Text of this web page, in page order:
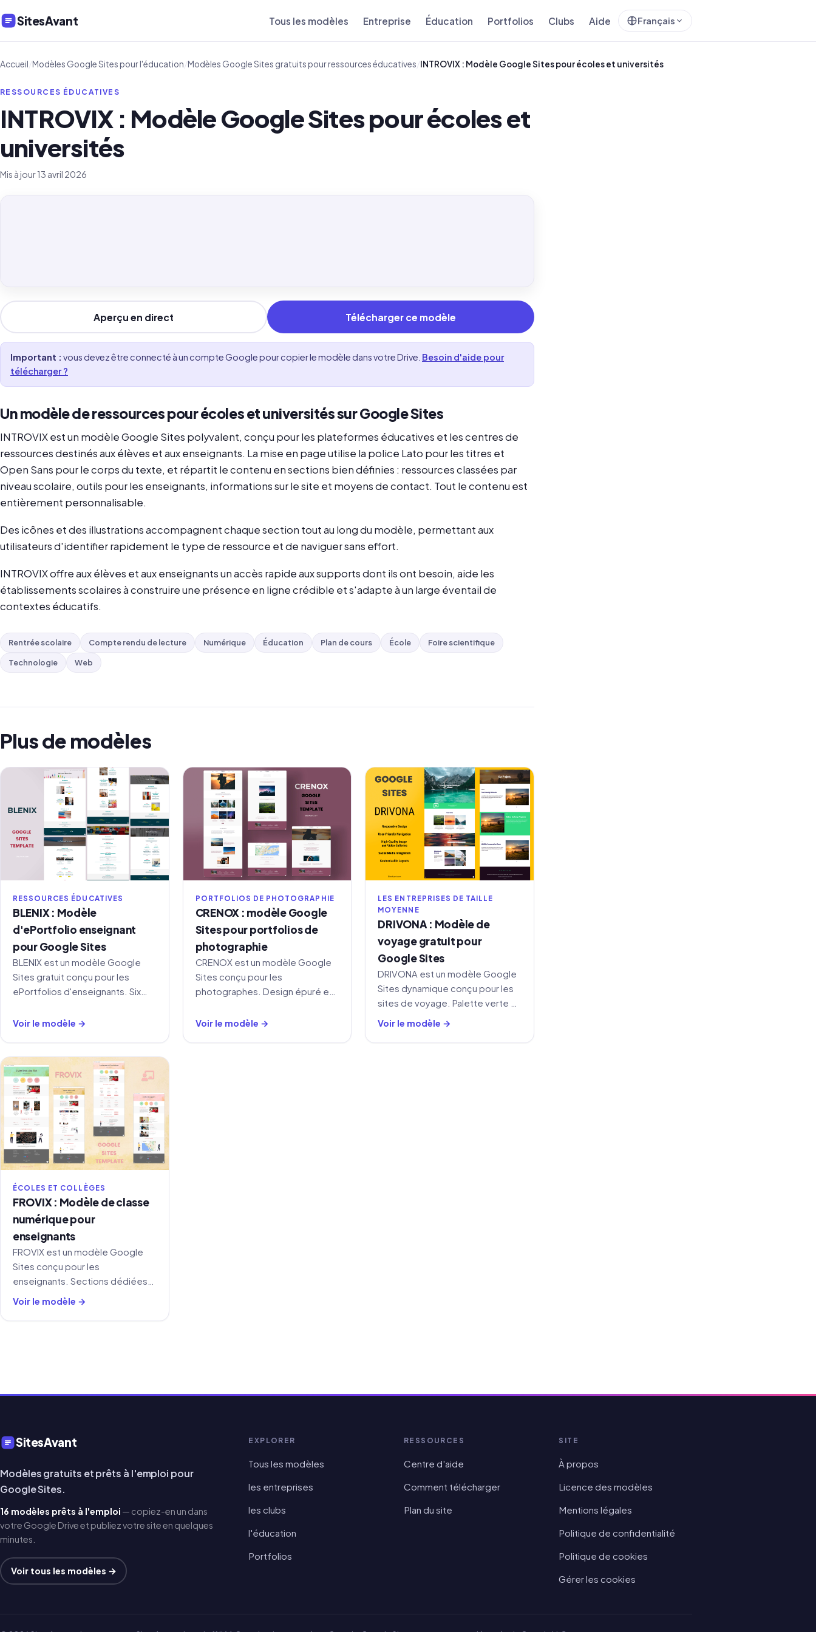
SitesAvant Tous les modèles Entreprise Éducation Portfolios Clubs Aide Français
Accueil/Modèles Google Sites pour l'éducation/Modèles Google Sites gratuits pour ressources éducatives/INTROVIX : Modèle Google Sites pour écoles et universités
RESSOURCES ÉDUCATIVES
INTROVIX : Modèle Google Sites pour écoles et
universités
Mis à jour 13 avril 2026
Aperçu en direct Télécharger ce modèle
Important : vous devez être connecté à un compte Google pour copier le modèle dans votre Drive. Besoin d'aide pour
télécharger ?
Un modèle de ressources pour écoles et universités sur Google Sites
INTROVIX est un modèle Google Sites polyvalent, conçu pour les plateformes éducatives et les centres de
ressources destinés aux élèves et aux enseignants. La mise en page utilise la police Lato pour les titres et
Open Sans pour le corps du texte, et répartit le contenu en sections bien définies : ressources classées par
niveau scolaire, outils pour les enseignants, informations sur le site et moyens de contact. Tout le contenu est
entièrement personnalisable.
Des icônes et des illustrations accompagnent chaque section tout au long du modèle, permettant aux
utilisateurs d'identifier rapidement le type de ressource et de naviguer sans effort.
INTROVIX offre aux élèves et aux enseignants un accès rapide aux supports dont ils ont besoin, aide les
établissements scolaires à construire une présence en ligne crédible et s'adapte à un large éventail de
contextes éducatifs.
Rentrée scolaire Compte rendu de lecture Numérique Éducation Plan de cours École Foire scientifique
Technologie Web
Plus de modèles
RESSOURCES ÉDUCATIVES
BLENIX : Modèle
d'ePortfolio enseignant
pour Google Sites
BLENIX est un modèle Google
Sites gratuit conçu pour les
ePortfolios d'enseignants. Six
philosophie pédagogique,
gestion de classe.
Voir le modèle →
PORTFOLIOS DE PHOTOGRAPHIE
CRENOX : modèle Google
Sites pour portfolios de
photographie
CRENOX est un modèle Google
Sites conçu pour les
photographes. Design épuré et
Accueil, Portfolio, À propos et
Voir le modèle →
LES ENTREPRISES DE TAILLE
MOYENNE
DRIVONA : Modèle de
voyage gratuit pour
Google Sites
DRIVONA est un modèle Google
Sites dynamique conçu pour les
sites de voyage. Palette verte et
bleu marine, grandes images et
contact.
Voir le modèle →
ÉCOLES ET COLLÈGES
FROVIX : Modèle de classe
numérique pour
enseignants
FROVIX est un modèle Google
Sites conçu pour les
enseignants. Sections dédiées
aux actualités de cours,
Voir le modèle →
SitesAvant
Modèles gratuits et prêts à l'emploi pour
Google Sites.
16 modèles prêts à l'emploi — copiez-en un dans
votre Google Drive et publiez votre site en quelques
minutes.
Voir tous les modèles →
EXPLORER
Tous les modèles
les entreprises
les clubs
l'éducation
Portfolios
RESSOURCES
Centre d'aide
Comment télécharger
Plan du site
SITE
À propos
Licence des modèles
Mentions légales
Politique de confidentialité
Politique de cookies
Gérer les cookies